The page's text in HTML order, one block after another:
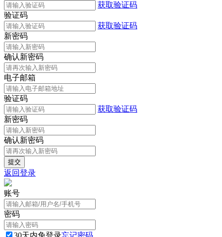
获取验证码
验证码
获取验证码
新密码
确认新密码
电子邮箱
验证码
获取验证码
新密码
确认新密码
返回登录
账号
密码